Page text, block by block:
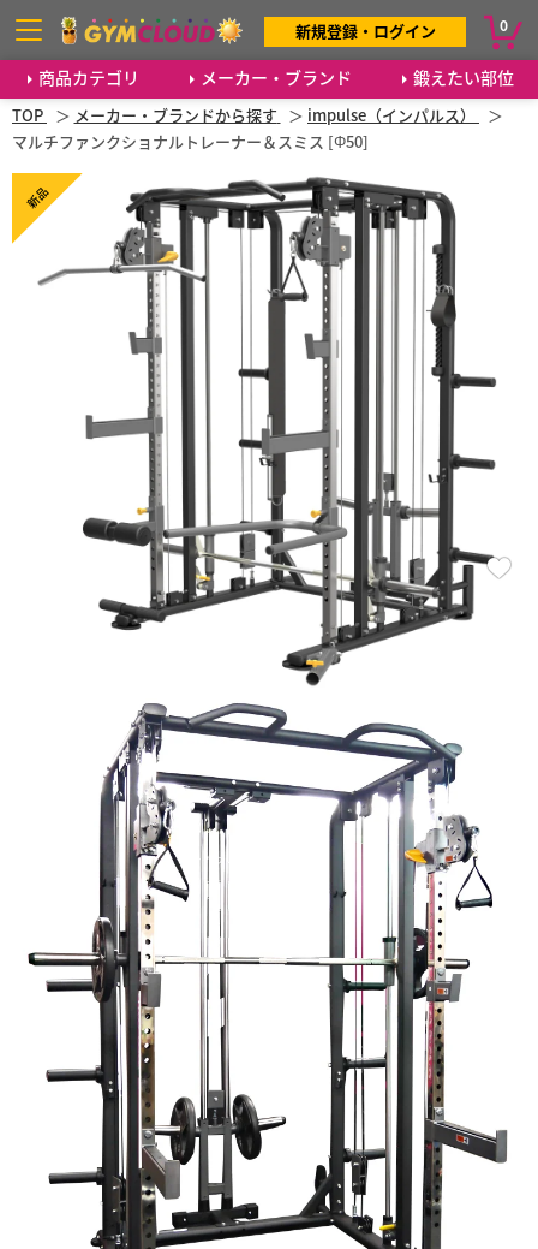
商品カテゴリ メーカー・ブランド 鍛えたい部位
新規登録・ログイン 0
TOP メーカー・ブランドから探す
impulse（インパルス）
マルチファンクショナルトレーナー＆スミス [Φ50]
新品